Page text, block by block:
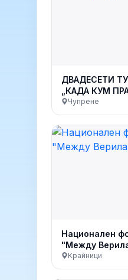
ДВАДЕСЕТИ
„КАДА КУМ
Чупрене
Национален
"Между
Крайници